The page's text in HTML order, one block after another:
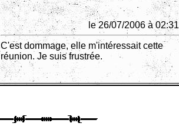
le 26/07/2006 à
C'est dommage, elle m'intéressait cette
réunion. Je suis frustrée.